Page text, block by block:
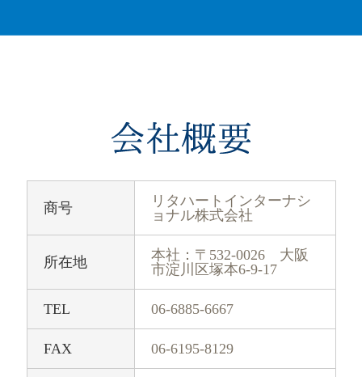
商号
リタハートインターナシ
ョナル株式会社
所在地
本社：〒532-0026 大阪
市淀川区塚本6-9-17
TEL 06-6885-6667
FAX 06-6195-8129